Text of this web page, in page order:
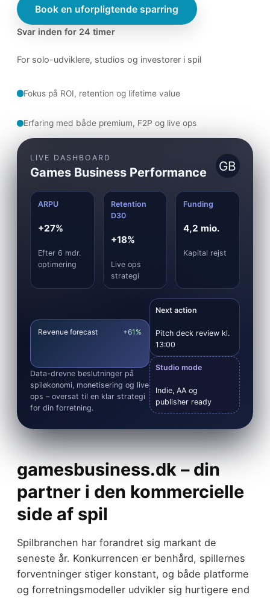
Book en uforpligtende sparring
Svar inden for 24 timer
For solo-udviklere, studios og investorer i spil
Fokus på ROI, retention og lifetime value
Erfaring med både premium, F2P og live ops
LIVE DASHBOARD
Games Business Performance GB
ARPU
+27%
Efter 6 mdr.
optimering
Retention
D30
+18%
Live ops
strategi
Funding
4,2 mio.
Kapital rejst
Revenue forecast +61%
Data-drevne beslutninger på
spiløkonomi, monetisering og live
ops – oversat til en klar strategi
for din forretning.
Next action
Pitch deck review kl.
13:00
Studio mode
Indie, AA og
publisher ready
gamesbusiness.dk – din
partner i den kommercielle
side af spil
Spilbranchen har forandret sig markant de
seneste år. Konkurrencen er benhård, spillernes
forventninger stiger konstant, og både platforme
og forretningsmodeller udvikler sig hurtigere end